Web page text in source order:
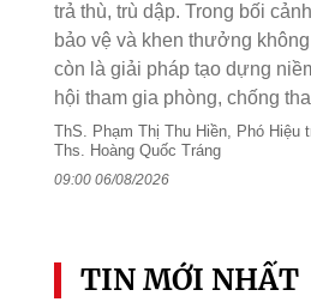
trả thù, trù dập. Trong bối
bảo vệ và khen thưởng
còn là giải pháp tạo dựng
hội tham gia phòng, chống
ThS. Phạm Thị Thu Hiền, Phó
Ths. Hoàng Quốc Tráng
09:00 06/08/2026
TIN MỚI NHẤT